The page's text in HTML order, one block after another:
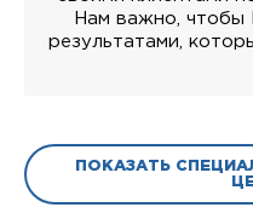
Нам важно, чтобы
результатами,
ПОКАЗАТЬ